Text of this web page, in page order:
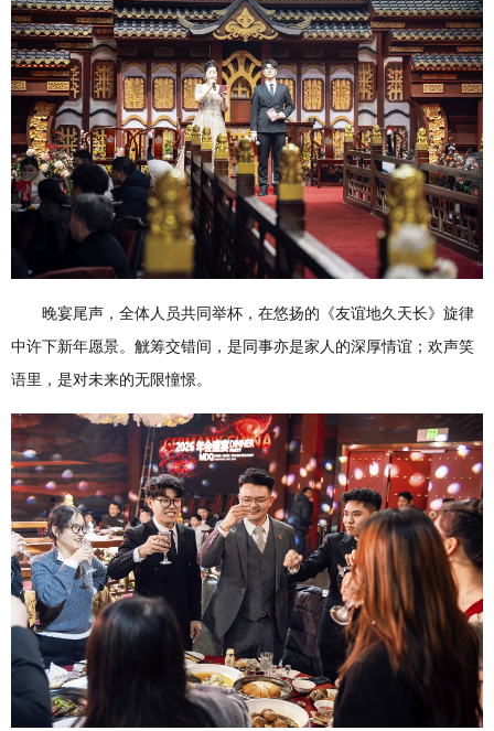
晚宴尾声，全体人员共同举杯，在悠扬的《友谊地久天长》旋律
中许下新年愿景。觥筹交错间，是同事亦是家人的深厚情谊；欢声笑
语里，是对未来的无限憧憬。